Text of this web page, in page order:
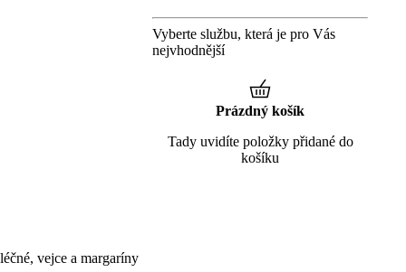
vejce a margaríny
Vyberte službu, která je pro Vás
nejvhodnější
Prázdný košík
Tady uvidíte položky přidané do
košíku